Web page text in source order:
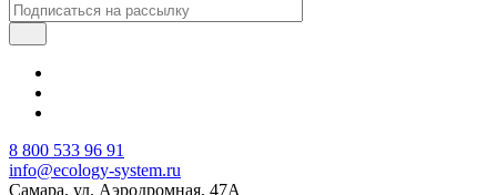
8 800 533 96 91
info@ecology-system.ru
Самара, ул. Аэродромная, 47А